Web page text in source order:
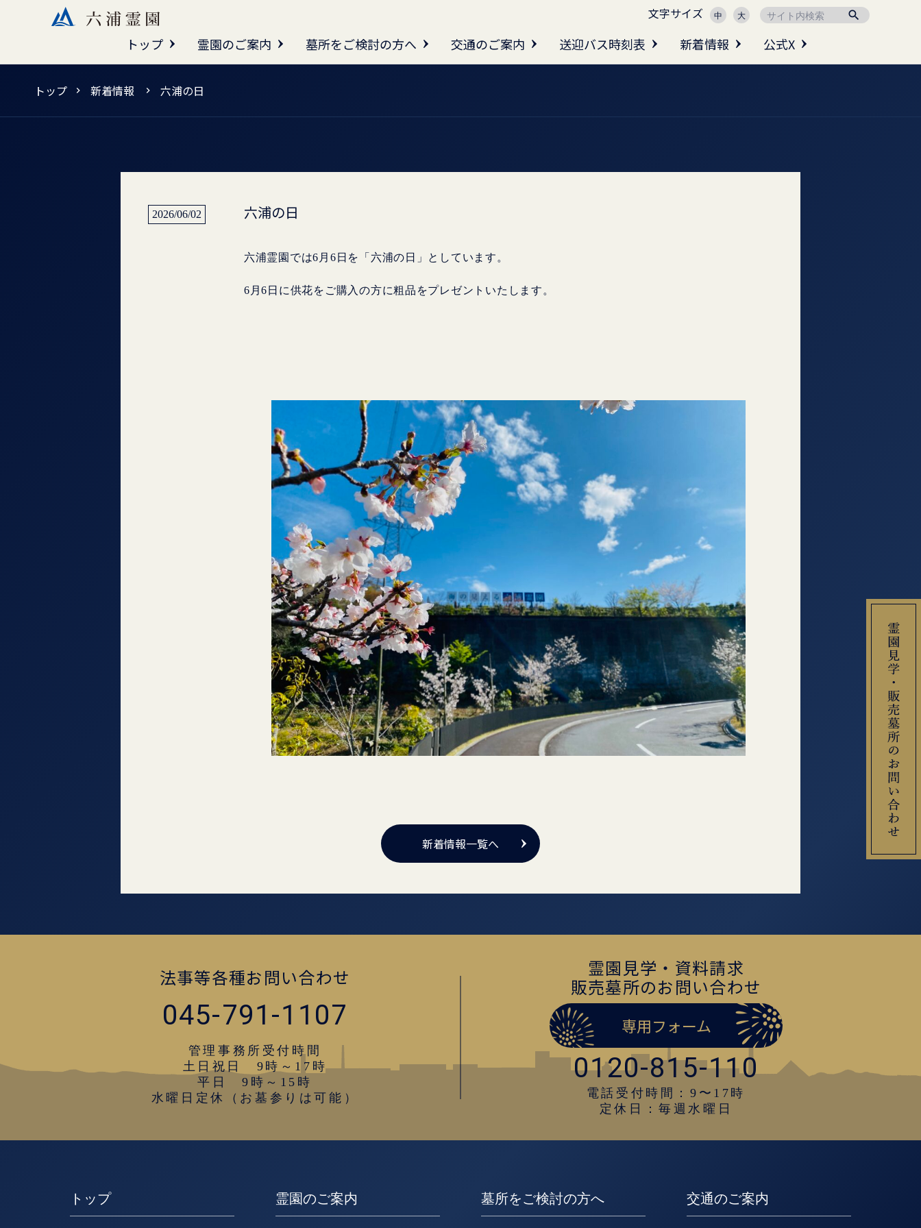

文字サイズ 中 大
トップ 霊園のご案内 墓所をご検討の方へ 交通のご案内 送迎バス時刻表 新着情報 公式X
トップ 新着情報 六浦の日
2026/06/02 六浦の日
六浦霊園では6月6日を「六浦の日」としています。
6月6日に供花をご購入の方に粗品をプレゼントいたします。
新着情報一覧へ
法事等各種お問い合わせ
045-791-1107
管理事務所受付時間
土日祝日 9時～17時
平日 9時～15時
水曜日定休（お墓参りは可能）
霊園見学・資料請求
販売墓所のお問い合わせ
専用フォーム
0120-815-110
電話受付時間：9〜17時
定休日：毎週水曜日
トップ 霊園のご案内 墓所をご検討の方へ 交通のご案内